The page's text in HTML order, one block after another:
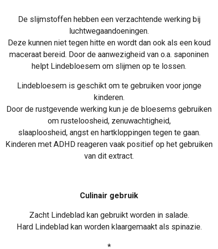
De slijmstoffen hebben een verzachtende werking bij
luchtwegaandoeningen.
Deze kunnen niet tegen hitte en wordt dan ook als een koud
maceraat bereid. Door de aanwezigheid van o.a. saponinen
helpt Lindebloesem om slijmen op te lossen.
Lindebloesem is geschikt om te gebruiken voor jonge
kinderen.
Door de rustgevende werking kun je de bloesems gebruiken
om rusteloosheid, zenuwachtigheid,
slaaploosheid, angst en hartkloppingen tegen te gaan.
Kinderen met ADHD reageren vaak positief op het gebruiken
van dit extract.
Culinair gebruik
Zacht Lindeblad kan gebruikt worden in salade.
Hard Lindeblad kan worden klaargemaakt als spinazie.
*